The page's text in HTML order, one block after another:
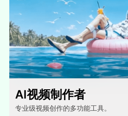
AI视频制作者
专业级视频创作的多功能工具。